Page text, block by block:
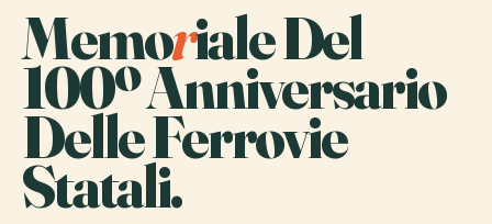
Memoriale Del
100º Anniversario
Delle Ferrovie
Statali.